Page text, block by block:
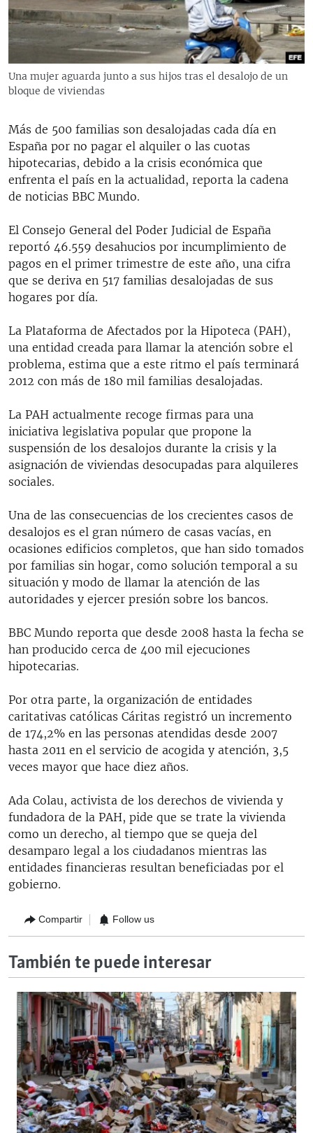
RADIO MARTÍ
ESPECIALES
ESPECIALES
LA REALIDAD DE LA VIVIENDA EN CUBA
KENTU-CUBANO
LOS SANTOS DE HIALEAH
DESINFORMACIÓN RUSA EN AMÉRICA LATINA
MULTIMEDIA
EDITORIALES
SÍGUENOS
Una mujer aguarda junto a sus hijos tras el desalojo de un
bloque de viviendas
Más de 500 familias son desalojadas cada día en
España por no pagar el alquiler o las cuotas
hipotecarias, debido a la crisis económica que
enfrenta el país en la actualidad, reporta la cadena
de noticias BBC Mundo.
El Consejo General del Poder Judicial de España
reportó 46.559 desahucios por incumplimiento de
pagos en el primer trimestre de este año, una cifra
que se deriva en 517 familias desalojadas de sus
hogares por día.
La Plataforma de Afectados por la Hipoteca (PAH),
una entidad creada para llamar la atención sobre el
problema, estima que a este ritmo el país terminará
2012 con más de 180 mil familias desalojadas.
La PAH actualmente recoge firmas para una
iniciativa legislativa popular que propone la
suspensión de los desalojos durante la crisis y la
asignación de viviendas desocupadas para alquileres
sociales.
Una de las consecuencias de los crecientes casos de
desalojos es el gran número de casas vacías, en
ocasiones edificios completos, que han sido tomados
por familias sin hogar, como solución temporal a su
situación y modo de llamar la atención de las
autoridades y ejercer presión sobre los bancos.
BBC Mundo reporta que desde 2008 hasta la fecha se
han producido cerca de 400 mil ejecuciones
hipotecarias.
Por otra parte, la organización de entidades
caritativas católicas Cáritas registró un incremento
de 174,2% en las personas atendidas desde 2007
hasta 2011 en el servicio de acogida y atención, 3,5
veces mayor que hace diez años.
Ada Colau, activista de los derechos de vivienda y
fundadora de la PAH, pide que se trate la vivienda
como un derecho, al tiempo que se queja del
desamparo legal a los ciudadanos mientras las
entidades financieras resultan beneficiadas por el
gobierno.
Compartir Follow us
También te puede interesar